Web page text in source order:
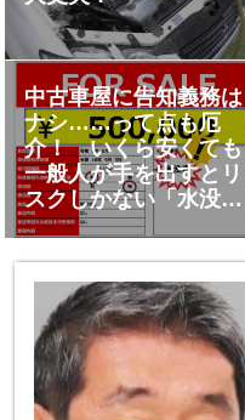
中古車屋に告知義務は
ナシ……って点も厄
介！ いくら安くても
一般人が手を出すとリ
スクしかない「水没
車」